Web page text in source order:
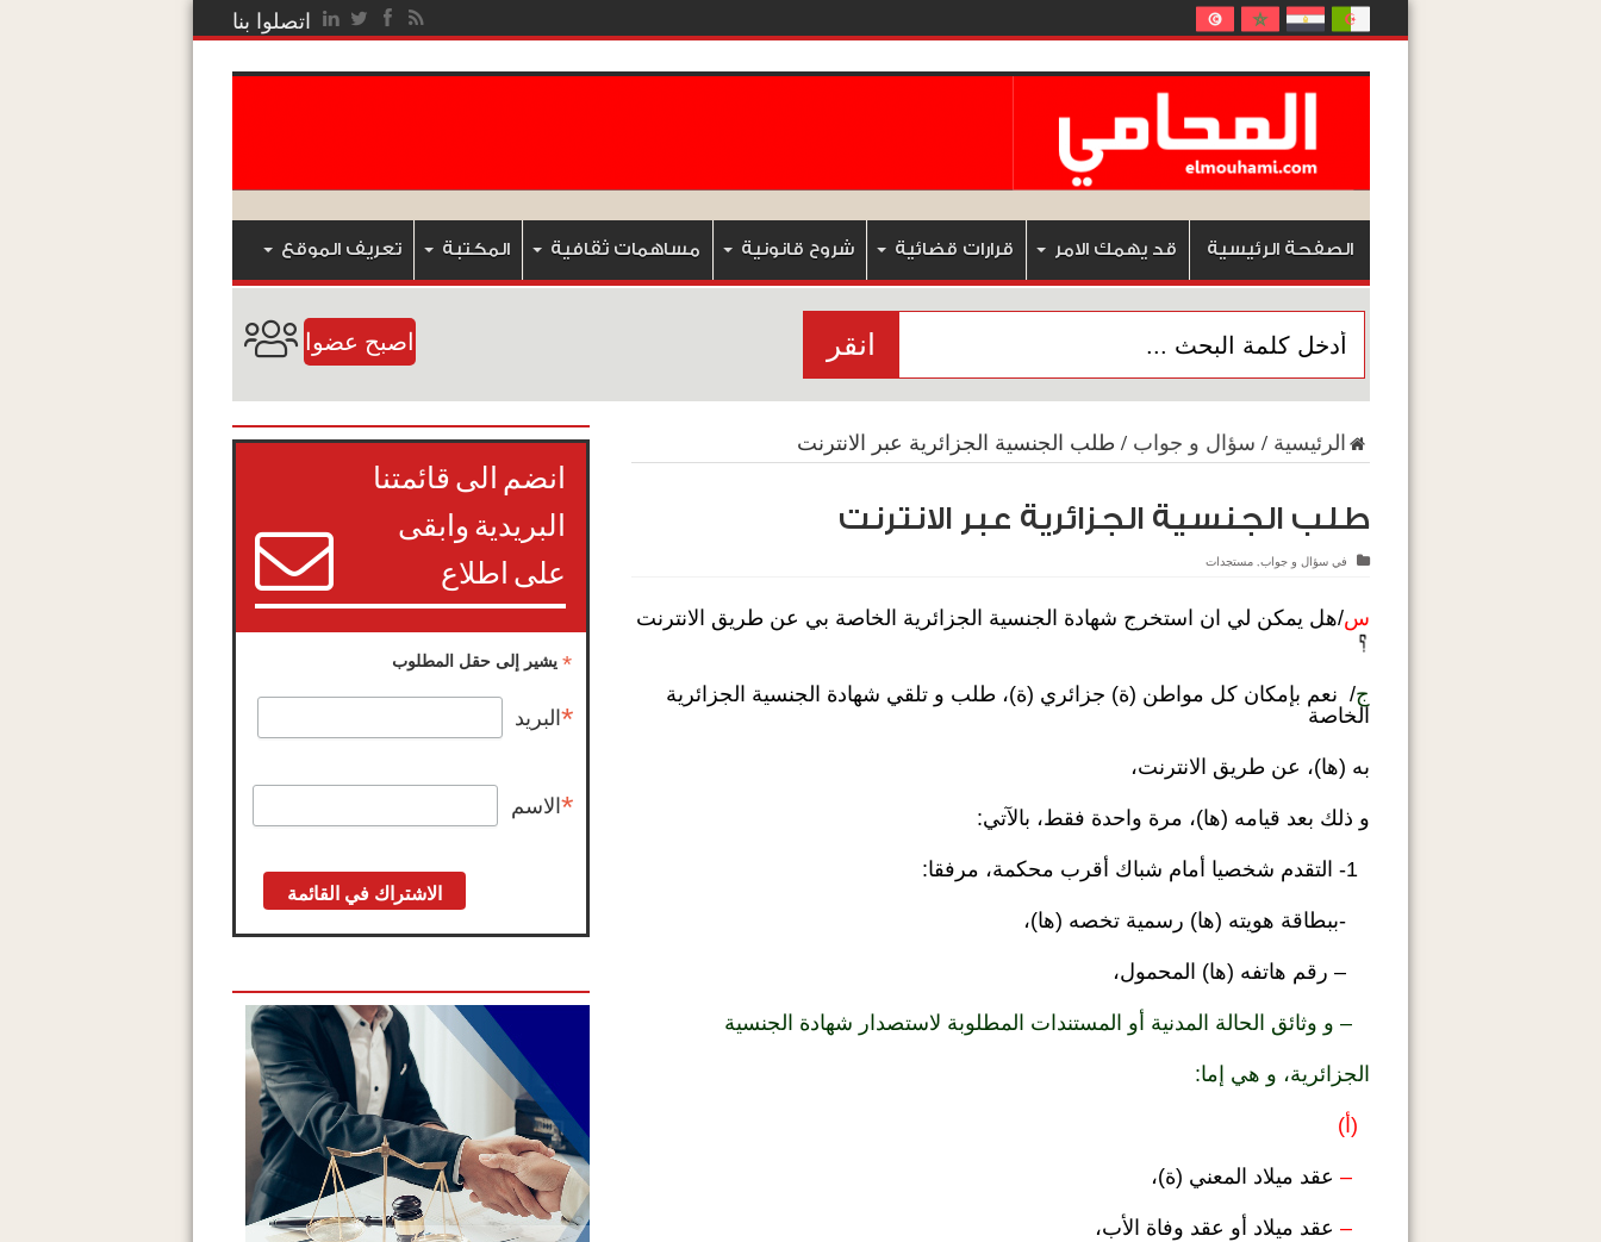
اتصلوا بنا
الصفحة الرئيسية قد يهمك الامر قرارات قضائية شروح قانونية مساهمات ثقافية المكتبة تعريف الموقع
انقر اصبح عضوا
الرئيسية / سؤال و جواب / طلب الجنسية الجزائرية عبر الانترنت
طلب الجنسية الجزائرية عبر الانترنت
فيسؤال و جواب,مستجدات
س/هل يمكن لي ان استخرج شهادة الجنسية الجزائرية الخاصة بي عن طريق الانترنت
ج/ نعم بإمكان كل مواطن (ة) جزائري (ة)، طلب و تلقي شهادة الجنسية الجزائرية
الخاصة
به (ها)، عن طريق الانترنت،
و ذلك بعد قيامه (ها)، مرة واحدة فقط، بالآتي:
1- التقدم شخصيا أمام شباك أقرب محكمة، مرفقا:
-ببطاقة هويته (ها) رسمية تخصه (ها)،
– رقم هاتفه (ها) المحمول،
– و وثائق الحالة المدنية أو المستندات المطلوبة لاستصدار شهادة الجنسية
الجزائرية، و هي إما:
(أ)
– عقد ميلاد المعني (ة)،
– عقد ميلاد أو عقد وفاة الأب،
انضم الى قائمتنا
البريدية وابقى
على اطلاع
*يشير إلى حقل المطلوب
* البريد
*الاسم